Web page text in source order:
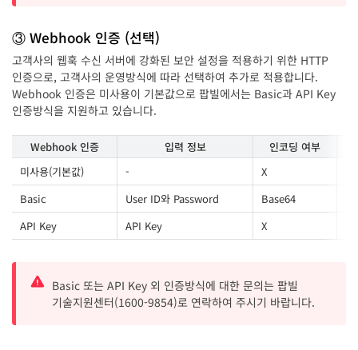
③ Webhook 인증 (선택)
고객사의 웹훅 수신 서버에 강화된 보안 설정을 적용하기 위한 HTTP
인증으로, 고객사의 운영방식에 따라 선택하여 추가로 적용합니다.
Webhook 인증은 미사용이 기본값으로 팝빌에서는 Basic과 API Key
인증방식을 지원하고 있습니다.
Webhook 인증 입력 정보
인코딩 여부
미사용(기본값)
- X
Basic
User ID와 Password Base64
API Key
API Key X
Basic 또는 API Key 외 인증방식에 대한 문의는 팝빌
기술지원센터(1600-9854)로 연락하여 주시기 바랍니다.